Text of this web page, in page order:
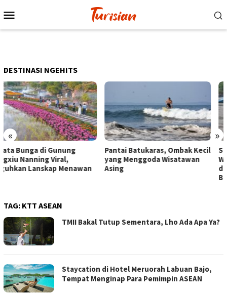
ke
Mobile
DESTINASI NGEHITS
« »
Pantai Batukaras, Ombak Kecil
yang Menggoda Wisatawan
Asing
Senja di Pantai Pangandaran,
Wisatawan Menikmati Sore
dengan Bermain hingga
TAG: KTT ASEAN
TMII Bakal Tutup Sementara, Lho Ada Apa Ya?
Staycation di Hotel Meruorah Labuan Bajo,
Tempat Menginap Para Pemimpin ASEAN